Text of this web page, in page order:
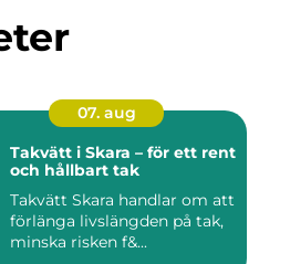
07. aug
Takvätt i Skara – för ett rent
och hållbart tak
Takvätt Skara handlar om att
förlänga livslängden på tak,
minska risken f&...